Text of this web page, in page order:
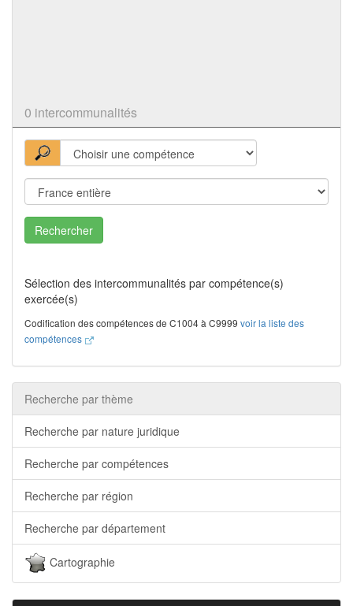
0 intercommunalités
Rechercher
Sélection des intercommunalités par compétence(s)
exercée(s)
Codification des compétences de C1004 à C9999 voir la liste des
compétences
Recherche par thème
Recherche par nature juridique
Recherche par compétences
Recherche par région
Recherche par département
Cartographie